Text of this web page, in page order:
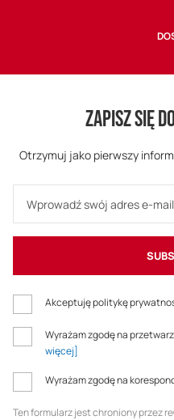
ZAPISZ SIĘ
Otrzymuj jako pierwszy
Akceptuję politykę
Wyrażam zgodę na
więcej]
Wyrażam zgodę na
Ten formularz jest chroniony przez